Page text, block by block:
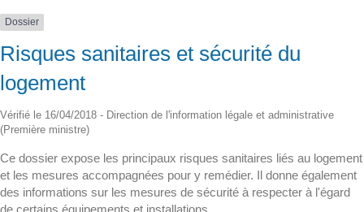
Dossier
Risques sanitaires et sécurité du
logement
Vérifié le 16/04/2018 - Direction de l'information légale et administrative
(Première ministre)
Ce dossier expose les principaux risques sanitaires liés au logement
et les mesures accompagnées pour y remédier. Il donne également
des informations sur les mesures de sécurité à respecter à l'égard
de certains équipements et installations.